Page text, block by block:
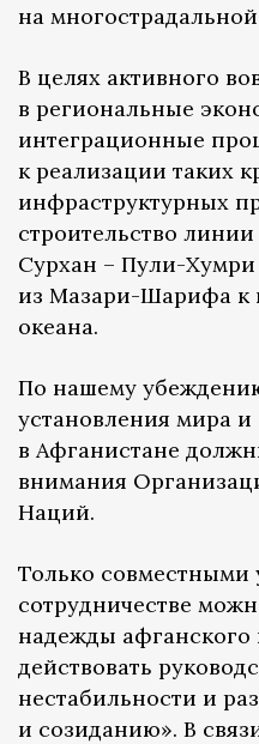
на
В целях активного
в региональные
интеграционные
к реализации таких
инфраструктурных
строительство
Сурхан – Пули-
из Мазари-Шарифа к
океана.
По нашему
установления мира и
в Афганистане
внимания
Наций.
Только совместными
сотрудничестве
надежды афганского
действовать
нестабильности и
и созиданию». В